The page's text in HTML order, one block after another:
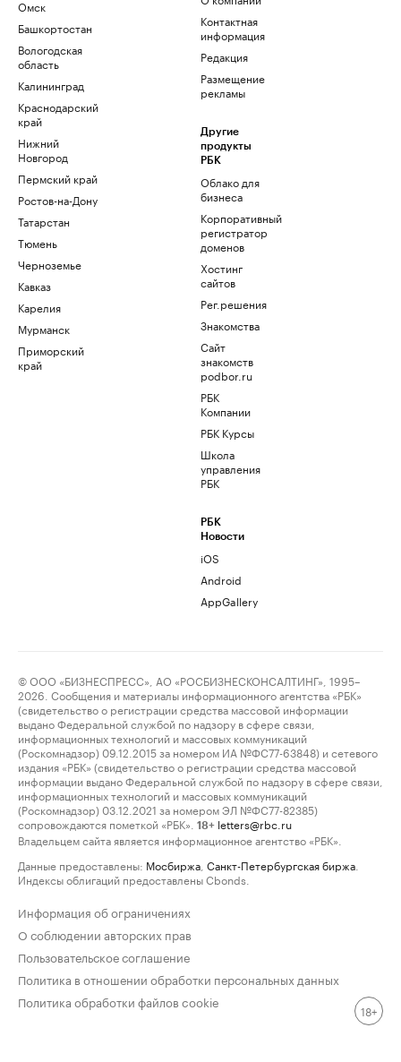
Омск
Башкортостан
Вологодская
область
Калининград
Краснодарский
край
Нижний
Новгород
Пермский край
Ростов-на-Дону
Татарстан
Тюмень
Черноземье
Кавказ
Карелия
Мурманск
Приморский
край
Контактная
информация
Редакция
Размещение
рекламы
Другие
продукты
РБК
Облако для
бизнеса
Корпоративный
регистратор
доменов
Хостинг
сайтов
Рег.решения
Знакомства
Сайт
знакомств
podbor.ru
РБК
Компании
РБК Курсы
Школа
управления
РБК
РБК
Новости
iOS
Android
AppGallery
© ООО «БИЗНЕСПРЕСС», АО «РОСБИЗНЕСКОНСАЛТИНГ», 1995–
2026. Сообщения и материалы информационного агентства «РБК»
(свидетельство о регистрации средства массовой информации
выдано Федеральной службой по надзору в сфере связи,
информационных технологий и массовых коммуникаций
(Роскомнадзор) 09.12.2015 за номером ИА №ФС77-63848) и сетевого
издания «РБК» (свидетельство о регистрации средства массовой
информации выдано Федеральной службой по надзору в сфере связи,
информационных технологий и массовых коммуникаций
(Роскомнадзор) 03.12.2021 за номером ЭЛ №ФС77-82385)
сопровождаются пометкой «РБК».
18+ letters@rbc.ru
Владельцем сайта является информационное агентство «РБК».
Данные предоставлены: Мосбиржа Санкт-Петербургская биржа
Индексы облигаций предоставлены Cbonds.
Информация об ограничениях
О соблюдении авторских прав
Пользовательское соглашение
Политика в отношении обработки персональных данных
Политика обработки файлов cookie
18+